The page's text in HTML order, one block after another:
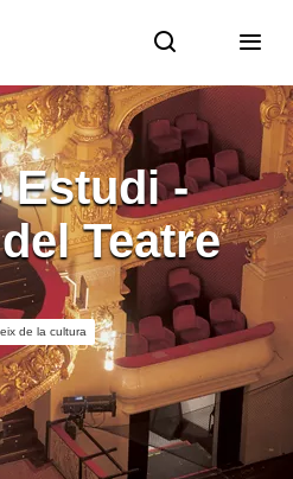
Estudi -
Teatre
de la cultura